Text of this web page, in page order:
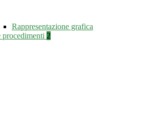
Rappresentazione grafica
2